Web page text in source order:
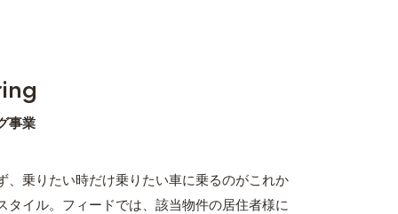
事業
、乗りたい時だけ乗りたい車に乗るのがこれか
タイル。フィードでは、該当物件の居住者様に